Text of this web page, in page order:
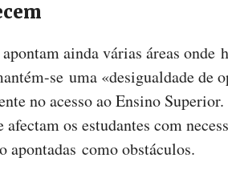
ainda várias áreas onde
se uma «desigualdade de
no acesso ao Ensino
afectam os estudantes com
apontadas como obstáculos.